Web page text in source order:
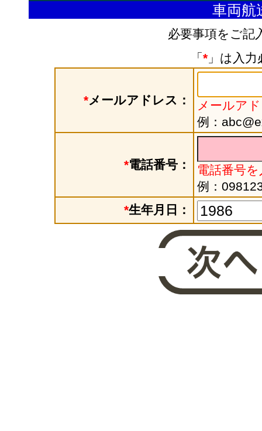
車両航
必要事項をご記
「 *」は入力
*メールアドレス：
メールア
例：
*電話番号：
電話番号
例：
*生年月日：